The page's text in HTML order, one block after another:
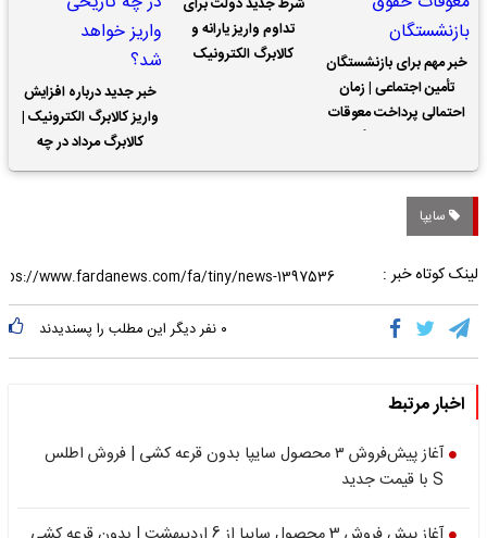
خبر مهم برای بازنشستگان
تأمین اجتماعی | زمان
احتمالی پرداخت معوقات
شرط جدید دولت برای
تداوم واریز یارانه و
کالابرگ الکترونیک
خبر جدید درباره افزایش
واریز کالابرگ الکترونیک |
کالابرگ مرداد در چه
تاریخی واریز خواهد شد؟
سایپا
لینک کوتاه خبر :
۰ نفر دیگر این مطلب را پسندیدند
اخبار مرتبط
آغاز پیش‌فروش ۳ محصول سایپا بدون قرعه کشی | فروش اطلس
S با قیمت جدید